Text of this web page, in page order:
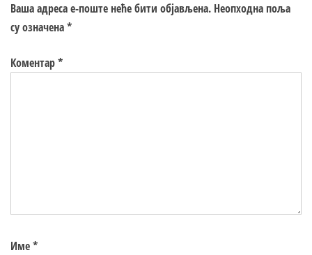
Ваша адреса е-поште неће бити објављена. Неопходна поља
су означена*
Коментар*
Име*